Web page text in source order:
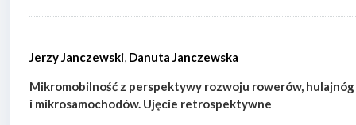
Jerzy Janczewski, Danuta Janczewska
Mikromobilność z perspektywy rozwoju rowerów, hulajnóg
i mikrosamochodów. Ujęcie retrospektywne